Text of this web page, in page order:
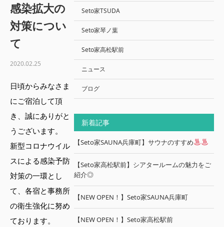
感染拡大の
対策につい
て
2020.02.25
日頃からみなさま
にご宿泊して頂
き、誠にありがと
うございます。
新型コロナウイル
スによる感染予防
対策の一環とし
て、各宿と事務所
の衛生強化に努め
ております。
Seto家TSUDA
Seto家琴ノ葉
Seto家高松駅前
ニュース
ブログ
新着記事
【Seto家SAUNA兵庫町】サウナのすすめ
【Seto家高松駅前】シアタールームの魅力をご
紹介◎
【NEW OPEN！】Seto家SAUNA兵庫町
【NEW OPEN！】Seto家高松駅前